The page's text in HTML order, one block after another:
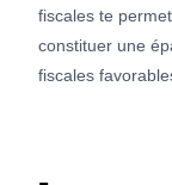
fiscales te
constituer une
fiscales